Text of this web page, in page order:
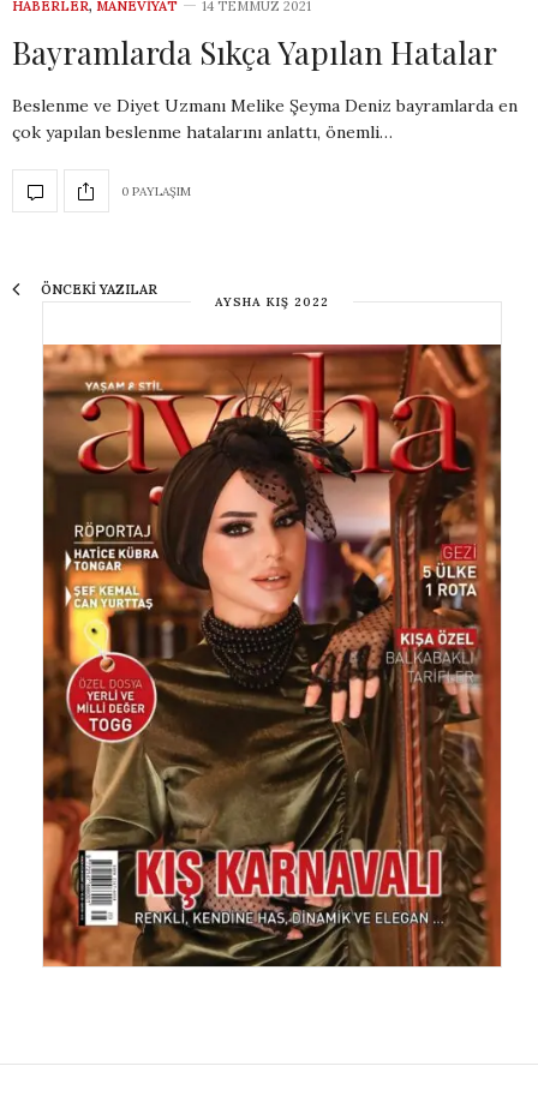
HABERLER, MANEVIYAT 14 TEMMUZ 2021
Bayramlarda Sıkça Yapılan Hatalar
Beslenme ve Diyet Uzmanı Melike Şeyma Deniz bayramlarda en
çok yapılan beslenme hatalarını anlattı, önemli…
0 PAYLAŞIM
ÖNCEKI YAZILAR
AYSHA KIŞ 2022